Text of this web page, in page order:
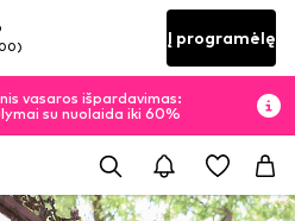
Į programėlę
vasaros išpardavimas:
su nuolaida iki 60%